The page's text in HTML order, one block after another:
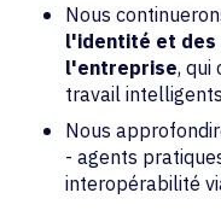
Nous
l'identité et des
l'entreprise, qui
travail
Nous
- agents
interopérabilité